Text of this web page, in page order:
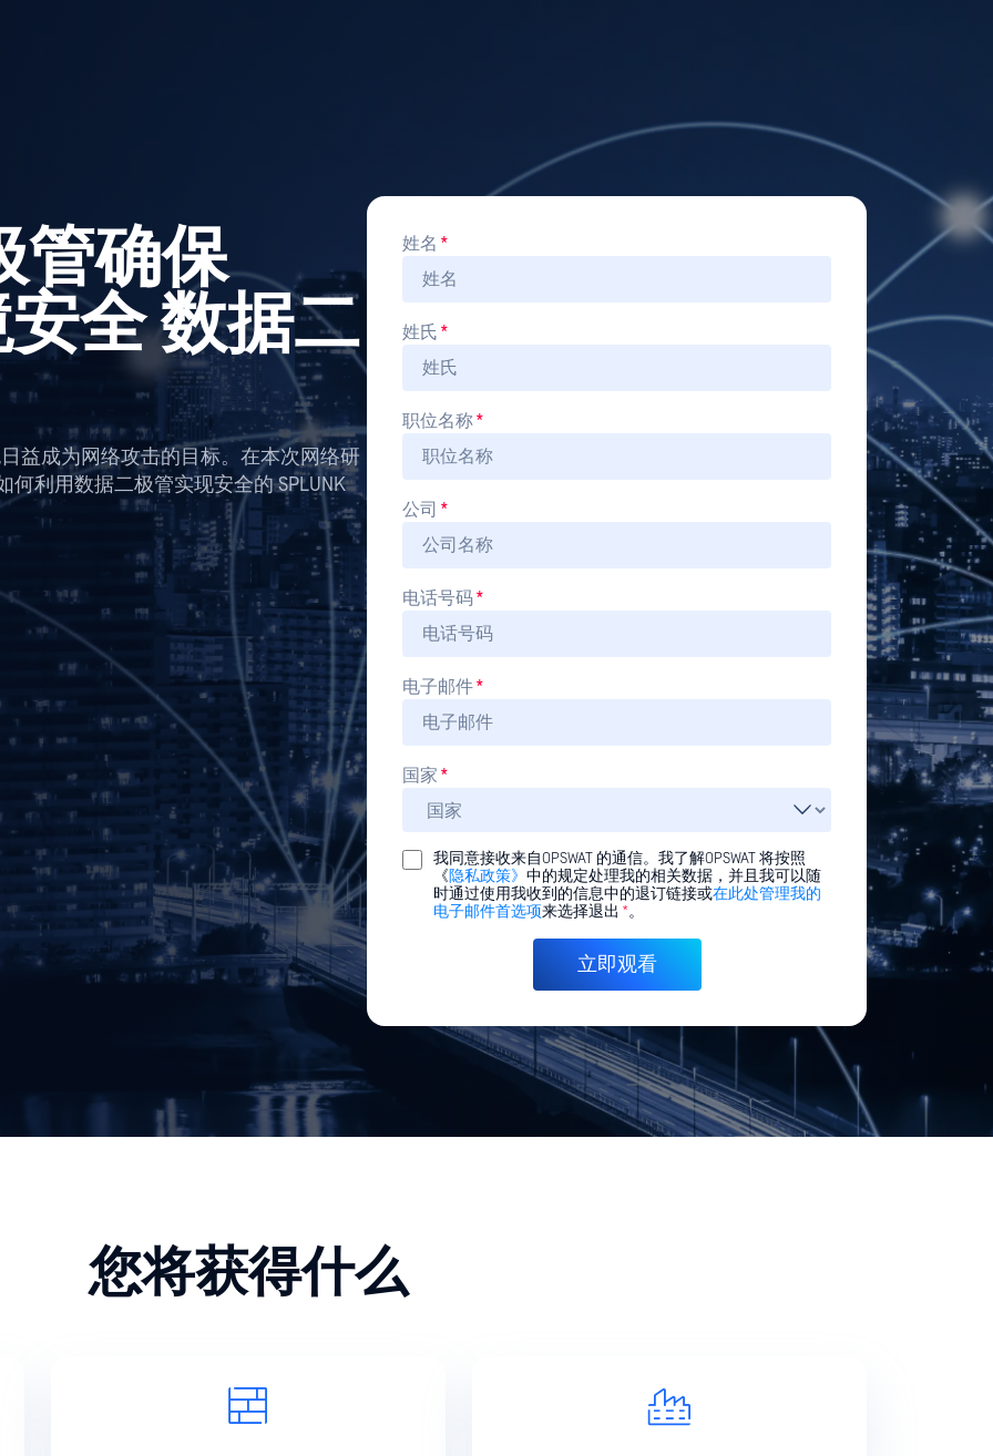
管确保
安全 数据二
益成为网络攻击的目标。在本次网络研
何利用数据二极管实现安全的 SPLUNK
姓名 *
姓氏 *
职位名称*
公司 *
电话号码*
电子邮件*
国家 *
我同意接收来自OPSWAT 的通信。我了解OPSWAT 将按照
《隐私政策》 中的规定处理我的相关数据，并且我可以随
时通过使用我收到的信息中的退订链接或在此处管理我的
电子邮件首选项来选择退出 *。
您将获得什么